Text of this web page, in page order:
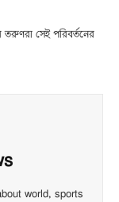
তরুণরা সেই পরিবর্তনের
world, sports